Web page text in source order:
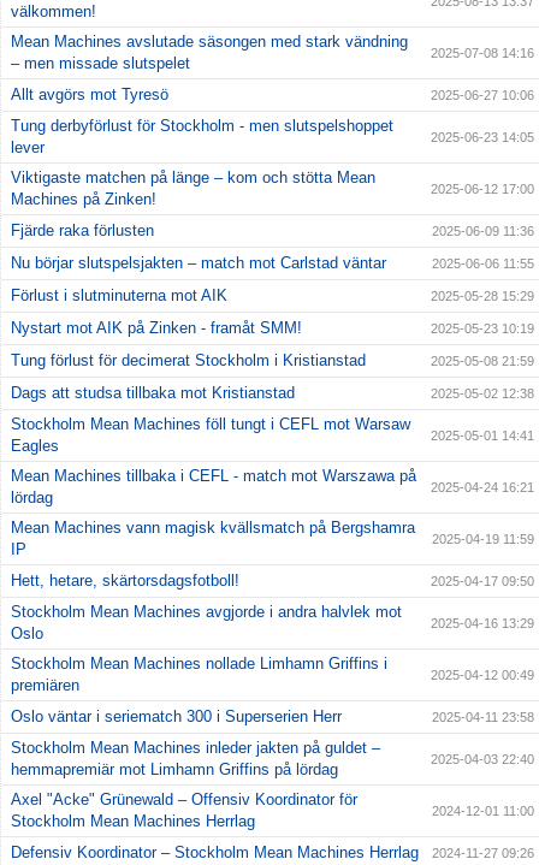
välkommen!
Mean Machines avslutade säsongen med stark vändning
– men missade slutspelet
2025-07-08 14:16
Allt avgörs mot Tyresö 2025-06-27 10:06
Tung derbyförlust för Stockholm - men slutspelshoppet
lever
2025-06-23 14:05
Viktigaste matchen på länge – kom och stötta Mean
Machines på Zinken!
2025-06-12 17:00
Fjärde raka förlusten 2025-06-09 11:36
Nu börjar slutspelsjakten – match mot Carlstad väntar 2025-06-06 11:55
Förlust i slutminuterna mot AIK 2025-05-28 15:29
Nystart mot AIK på Zinken - framåt SMM! 2025-05-23 10:19
Tung förlust för decimerat Stockholm i Kristianstad 2025-05-08 21:59
Dags att studsa tillbaka mot Kristianstad 2025-05-02 12:38
Stockholm Mean Machines föll tungt i CEFL mot Warsaw
Eagles
2025-05-01 14:41
Mean Machines tillbaka i CEFL - match mot Warszawa på
lördag
2025-04-24 16:21
Mean Machines vann magisk kvällsmatch på Bergshamra
IP
2025-04-19 11:59
Hett, hetare, skärtorsdagsfotboll! 2025-04-17 09:50
Stockholm Mean Machines avgjorde i andra halvlek mot
Oslo
2025-04-16 13:29
Stockholm Mean Machines nollade Limhamn Griffins i
premiären
2025-04-12 00:49
Oslo väntar i seriematch 300 i Superserien Herr 2025-04-11 23:58
Stockholm Mean Machines inleder jakten på guldet –
hemmapremiär mot Limhamn Griffins på lördag
2025-04-03 22:40
Axel "Acke" Grünewald – Offensiv Koordinator för
Stockholm Mean Machines Herrlag
2024-12-01 11:00
Defensiv Koordinator – Stockholm Mean Machines Herrlag 2024-11-27 09:26